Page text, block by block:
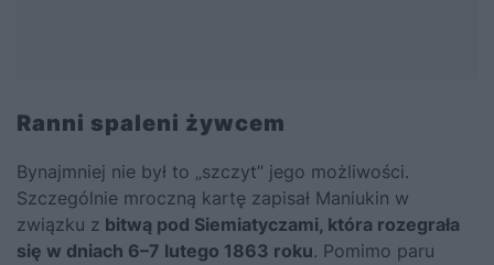
Ranni spaleni żywcem
Bynajmniej nie był to „szczyt” jego możliwości.
Szczególnie mroczną kartę zapisał Maniukin w
związku z bitwą pod Siemiatyczami, która rozegrała
się w dniach 6–7 lutego 1863 roku. Pomimo paru